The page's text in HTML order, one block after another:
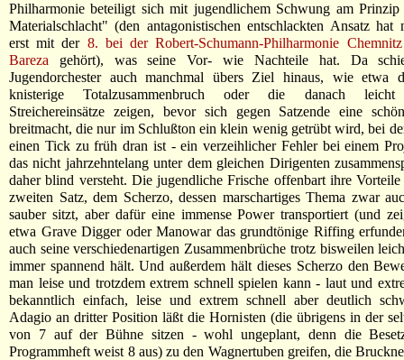
Philharmonie beteiligt sich mit jugendlichem Schwung am
Materialschlacht" (den antagonistischen entschlackten Ansatz hat
erst mit der 8. bei der Robert-Schumann-Philharmonie
Bareza gehört), was seine Vor- wie Nachteile hat. Da
Jugendorchester auch manchmal übers Ziel hinaus, wie etwa
knisterige Totalzusammenbruch oder die danach leicht
Streichereinsätze zeigen, bevor sich gegen Satzende eine
breitmacht, die nur im Schlußton ein klein wenig getrübt wird, bei
einen Tick zu früh dran ist - ein verzeihlicher Fehler bei einem
das nicht jahrzehntelang unter dem gleichen Dirigenten
daher blind versteht. Die jugendliche Frische offenbart ihre
zweiten Satz, dem Scherzo, dessen marschartiges Thema zwar
sauber sitzt, aber dafür eine immense Power transportiert (und
etwa Grave Digger oder Manowar das grundtönige Riffing
auch seine verschiedenartigen Zusammenbrüche trotz bisweilen
immer spannend hält. Und außerdem hält dieses Scherzo den
man leise und trotzdem extrem schnell spielen kann - laut und
bekanntlich einfach, leise und extrem schnell aber deutlich
Adagio an dritter Position läßt die Hornisten (die übrigens in der
von 7 auf der Bühne sitzen - wohl ungeplant, denn die
Programmheft weist 8 aus) zu den Wagnertuben greifen, die